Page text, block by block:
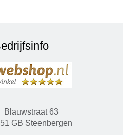
Blauwstraat 63
GB Steenbergen